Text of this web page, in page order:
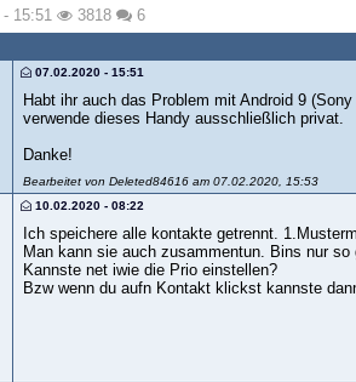
15:51 3818 6
07.02.2020 - 15:51
Habt ihr auch das Problem mit Android 9
verwende dieses Handy ausschließlich privat.
Danke!
Bearbeitet von Deleted84616 am 07.02.2020, 15:53
10.02.2020 - 08:22
Ich speichere alle kontakte getrennt.
Man kann sie auch zusammentun. Bins nur so
Kannste net iwie die Prio einstellen?
Bzw wenn du aufn Kontakt klickst kannste